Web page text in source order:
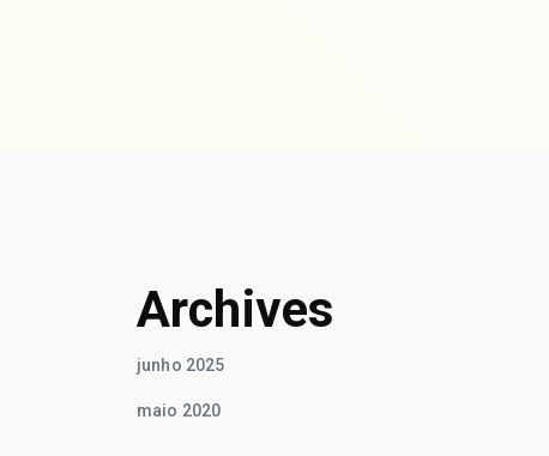
Archives
junho 2025
maio 2020